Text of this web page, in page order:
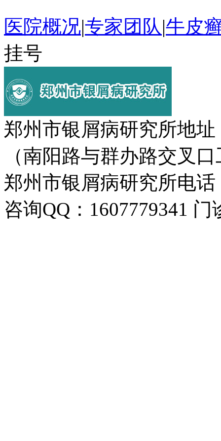
医院概况|专家团队|牛皮
挂号
郑州市银屑病研究所地
（南阳路与群办路交叉
郑州市银屑病研究所电话
咨询QQ：1607779341